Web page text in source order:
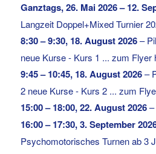
Ganztags,26. Mai 2026– 12.
Langzeit Doppel+Mixed Turnier
8:30– 9:30, 18. August 2026–
neue Kurse - Kurs 1 ... zum Flyer
9:45– 10:45, 18. August 2026–
2 neue Kurse - Kurs 2 ... zum
15:00– 18:00,22. August 2026–
16:00– 17:30,3. September
Psychomotorisches Turnen ab 3